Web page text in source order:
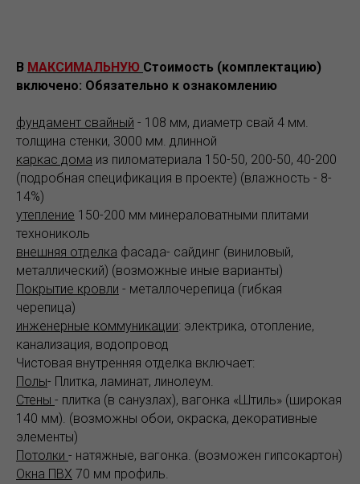
В МАКСИМАЛЬНУЮ Стоимость (комплектацию)
включено: Обязательно к ознакомлению
фундамент свайный - 108 мм, диаметр свай 4 мм.
толщина стенки, 3000 мм. длинной
каркас дома из пиломатериала 150-50, 200-50, 40-200
(подробная спецификация в проекте) (влажность - 8-
14%)
утепление 150-200 мм минераловатными плитами
технониколь
внешняя отделка фасада- сайдинг (виниловый,
металлический) (возможные иные варианты)
Покрытие кровли - металлочерепица (гибкая
черепица)
инженерные коммуникации: электрика, отопление,
канализация, водопровод
Чистовая внутренняя отделка включает:
Полы- Плитка, ламинат, линолеум.
Стены - плитка (в санузлах), вагонка «Штиль» (широкая
140 мм). (возможны обои, окраска, декоративные
элементы)
Потолки - натяжные, вагонка. (возможен гипсокартон)
Окна ПВХ 70 мм профиль.